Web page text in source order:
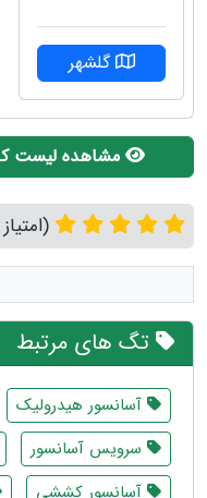
گلشهر
مشاهده لیست
(امتیاز 4.5 | 2416 رای)
تگ های مرتبط
آسانسور هیدرولیک
سرویس آسانسور